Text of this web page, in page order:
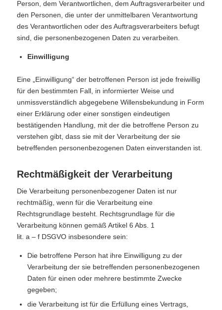
Person, dem Verantwortlichen, dem Auftragsverarbeiter und
den Personen, die unter der unmittelbaren Verantwortung
des Verantwortlichen oder des Auftragsverarbeiters befugt
sind, die personenbezogenen Daten zu verarbeiten.
Einwilligung
Eine „Einwilligung“ der betroffenen Person ist jede freiwillig
für den bestimmten Fall, in informierter Weise und
unmissverständlich abgegebene Willensbekundung in Form
einer Erklärung oder einer sonstigen eindeutigen
bestätigenden Handlung, mit der die betroffene Person zu
verstehen gibt, dass sie mit der Verarbeitung der sie
betreffenden personenbezogenen Daten einverstanden ist.
Rechtmäßigkeit der Verarbeitung
Die Verarbeitung personenbezogener Daten ist nur
rechtmäßig, wenn für die Verarbeitung eine
Rechtsgrundlage besteht. Rechtsgrundlage für die
Verarbeitung können gemäß Artikel 6 Abs. 1
lit. a – f DSGVO insbesondere sein:
Die betroffene Person hat ihre Einwilligung zu der
Verarbeitung der sie betreffenden personenbezogenen
Daten für einen oder mehrere bestimmte Zwecke
gegeben;
die Verarbeitung ist für die Erfüllung eines Vertrags,